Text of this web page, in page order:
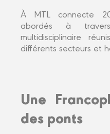
À MTL connecte
abordés à
multidisciplinaire
différents secteurs et
Une
des ponts